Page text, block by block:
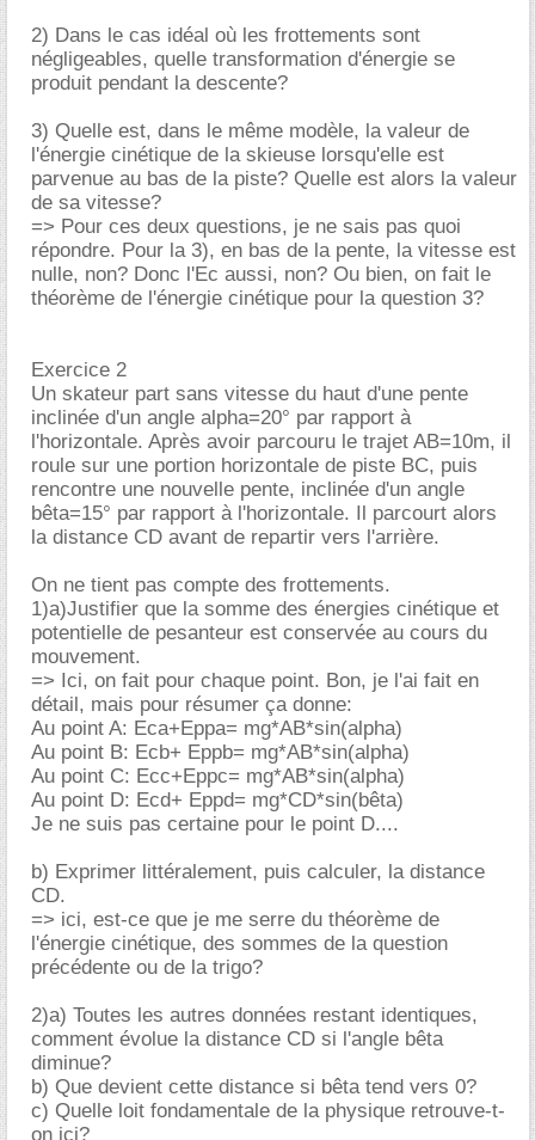
2) Dans le cas idéal où les frottements sont
négligeables, quelle transformation d'énergie se
produit pendant la descente?
3) Quelle est, dans le même modèle, la valeur de
l'énergie cinétique de la skieuse lorsqu'elle est
parvenue au bas de la piste? Quelle est alors la valeur
de sa vitesse?
=> Pour ces deux questions, je ne sais pas quoi
répondre. Pour la 3), en bas de la pente, la vitesse est
nulle, non? Donc l'Ec aussi, non? Ou bien, on fait le
théorème de l'énergie cinétique pour la question 3?
Exercice 2
Un skateur part sans vitesse du haut d'une pente
inclinée d'un angle alpha=20° par rapport à
l'horizontale. Après avoir parcouru le trajet AB=10m, il
roule sur une portion horizontale de piste BC, puis
rencontre une nouvelle pente, inclinée d'un angle
bêta=15° par rapport à l'horizontale. Il parcourt alors
la distance CD avant de repartir vers l'arrière.
On ne tient pas compte des frottements.
1)a)Justifier que la somme des énergies cinétique et
potentielle de pesanteur est conservée au cours du
mouvement.
=> Ici, on fait pour chaque point. Bon, je l'ai fait en
détail, mais pour résumer ça donne:
Au point A: Eca+Eppa= mg*AB*sin(alpha)
Au point B: Ecb+ Eppb= mg*AB*sin(alpha)
Au point C: Ecc+Eppc= mg*AB*sin(alpha)
Au point D: Ecd+ Eppd= mg*CD*sin(bêta)
Je ne suis pas certaine pour le point D....
b) Exprimer littéralement, puis calculer, la distance
CD.
=> ici, est-ce que je me serre du théorème de
l'énergie cinétique, des sommes de la question
précédente ou de la trigo?
2)a) Toutes les autres données restant identiques,
comment évolue la distance CD si l'angle bêta
diminue?
b) Que devient cette distance si bêta tend vers 0?
c) Quelle loit fondamentale de la physique retrouve-t-
on ici?